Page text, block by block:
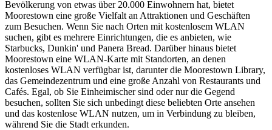
Bevölkerung von etwas über 20.000 Einwohnern hat, bietet
Moorestown eine große Vielfalt an Attraktionen und Geschäften
zum Besuchen. Wenn Sie nach Orten mit kostenlosem WLAN
suchen, gibt es mehrere Einrichtungen, die es anbieten, wie
Starbucks, Dunkin' und Panera Bread. Darüber hinaus bietet
Moorestown eine WLAN-Karte mit Standorten, an denen
kostenloses WLAN verfügbar ist, darunter die Moorestown Library,
das Gemeindezentrum und eine große Anzahl von Restaurants und
Cafés. Egal, ob Sie Einheimischer sind oder nur die Gegend
besuchen, sollten Sie sich unbedingt diese beliebten Orte ansehen
und das kostenlose WLAN nutzen, um in Verbindung zu bleiben,
während Sie die Stadt erkunden.